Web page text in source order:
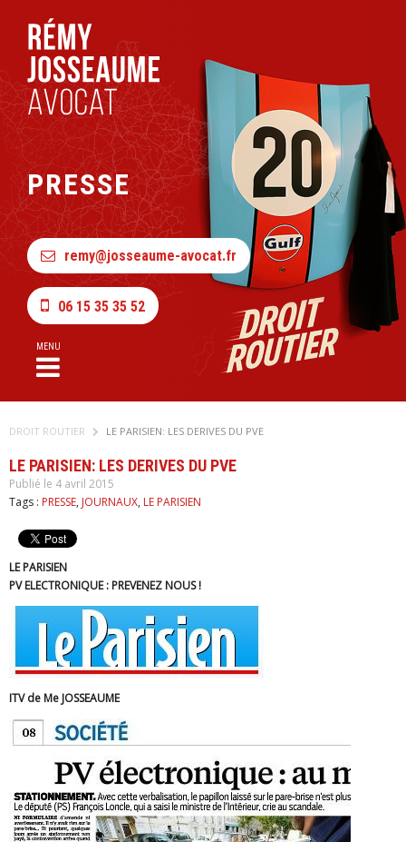
PRESSE
remy@josseaume-avocat.fr
06 15 35 35 52
MENU
DROIT ROUTIER LE PARISIEN: LES DERIVES DU PVE
LE PARISIEN: LES DERIVES DU PVE
Publié le 4 avril 2015
Tags : PRESSE, JOURNAUX, LE PARISIEN
LE PARISIEN
PV ELECTRONIQUE : PREVENEZ NOUS !
ITV de Me JOSSEAUME